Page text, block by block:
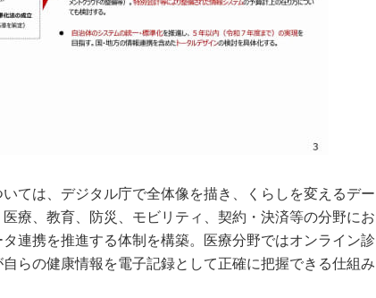
ては、デジタル庁で全体像を描き、くらしを変えるデー
療、教育、防災、モビリティ、契約・決済等の分野にお
連携を推進する体制を構築。医療分野ではオンライン診
らの健康情報を電子記録として正確に把握できる仕組み